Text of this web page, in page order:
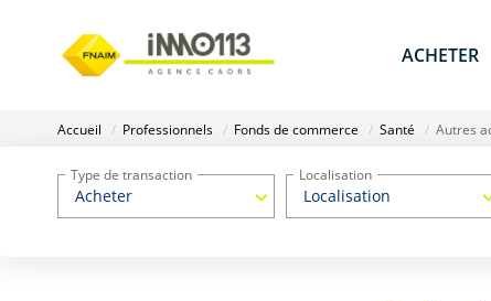
ACHETER
Accueil Professionnels Fonds de commerce Santé Autres
Acheter
Type de transaction
Localisation
Localisation